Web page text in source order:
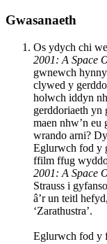
Gwasanaeth
Os ydych chi
2001: A Space
gwnewch
clywed y
holwch iddyn
gerddoriaeth
maen nhw’n
wrando arni?
Eglurwch fod y
ffilm ffug
2001: A Space
Strauss i
â’r un teitl
‘Zarathustra’.
Eglurwch fod y